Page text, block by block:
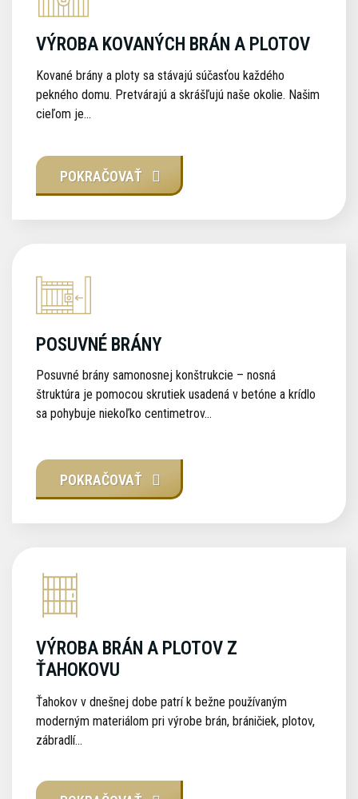
VÝROBA KOVANÝCH BRÁN A PLOTOV
Kované brány a ploty sa stávajú súčasťou každého
pekného domu. Pretvárajú a skrášľujú naše okolie. Našim
cieľom je...
POKRAČOVAŤ
POSUVNÉ BRÁNY
Posuvné brány samonosnej konštrukcie – nosná
štruktúra je pomocou skrutiek usadená v betóne a krídlo
sa pohybuje niekoľko centimetrov...
POKRAČOVAŤ
VÝROBA BRÁN A PLOTOV Z
ŤAHOKOVU
Ťahokov v dnešnej dobe patrí k bežne používaným
moderným materiálom pri výrobe brán, bráničiek, plotov,
zábradlí...